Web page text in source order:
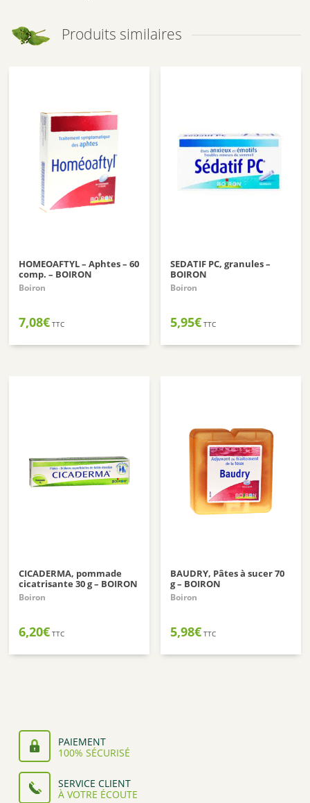
Produits similaires
HOMEOAFTYL – Aphtes – 60
comp. – BOIRON
Boiron
7,08€ TTC
SEDATIF PC, granules –
BOIRON
Boiron
5,95€ TTC
CICADERMA, pommade
cicatrisante 30 g – BOIRON
Boiron
6,20€ TTC
BAUDRY, Pâtes à sucer 70
g – BOIRON
Boiron
5,98€ TTC
PAIEMENT
100% SÉCURISÉ
SERVICE CLIENT
À VOTRE ÉCOUTE